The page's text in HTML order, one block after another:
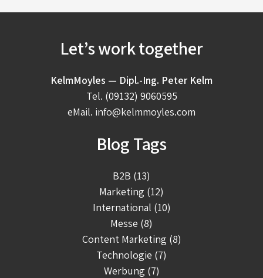
Let’s work together
KelmMoyles — Dipl.-Ing. Peter Kelm
Tel. (09132) 9060595
eMail. info@kelmmoyles.com
Blog Tags
B2B (13)
Marketing (12)
International (10)
Messe (8)
Content Marketing (8)
Technologie (7)
Werbung (7)